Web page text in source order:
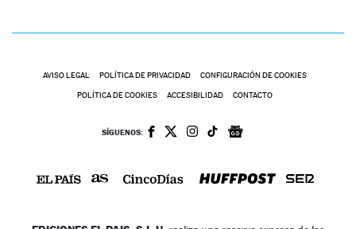
AVISO LEGAL POLÍTICA DE PRIVACIDAD CONFIGURACIÓN DE COOKIES
POLÍTICA DE COOKIES ACCESIBILIDAD CONTACTO
SÍGUENOS: